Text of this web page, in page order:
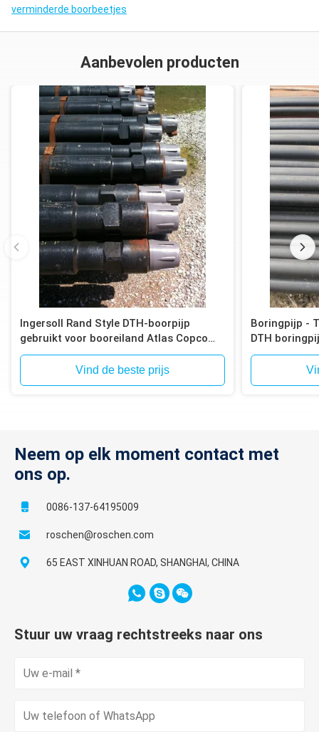
verminderde boorbeetjes
Aanbevolen producten
Ingersoll Rand Style DTH-boorpijp
gebruikt voor booreiland Atlas Copco
T4W, T685
Vind de beste prijs
Boringpijp -
DTH
Neem op elk moment contact met
ons op.
0086-137-64195009
roschen@roschen.com
65 EAST XINHUAN ROAD, SHANGHAI, CHINA
Stuur uw vraag rechtstreeks naar ons